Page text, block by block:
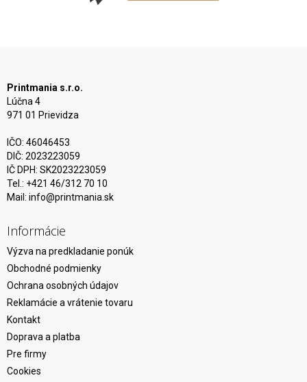
Printmania s.r.o.
Lúčna 4
971 01 Prievidza
IČO: 46046453
DIČ: 2023223059
IČ DPH: SK2023223059
Tel.: +421 46/312 70 10
Mail: info@printmania.sk
Informácie
Výzva na predkladanie ponúk
Obchodné podmienky
Ochrana osobných údajov
Reklamácie a vrátenie tovaru
Kontakt
Doprava a platba
Pre firmy
Cookies